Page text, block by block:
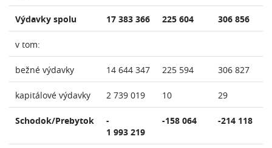
Výdavky spolu 17 383 366 225 604 306 856
v tom:
bežné výdavky 14 644 347 225 594 306 827
kapitálové výdavky 2 739 019 10 29
Schodok/Prebytok
-
1 993 219
-158 064 -214 118